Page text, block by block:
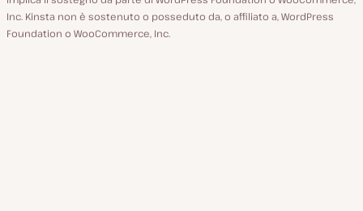
Inc. Kinsta non è sostenuto o posseduto da, o affiliato a, WordPress
Foundation o WooCommerce, Inc.